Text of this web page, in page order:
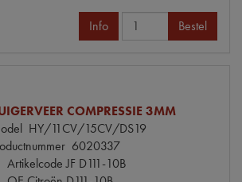
Info Bestel
COMPRESSIE 3MM
HY/11CV/15CV/DS19
6020337
Artikelcode JF D111-10B